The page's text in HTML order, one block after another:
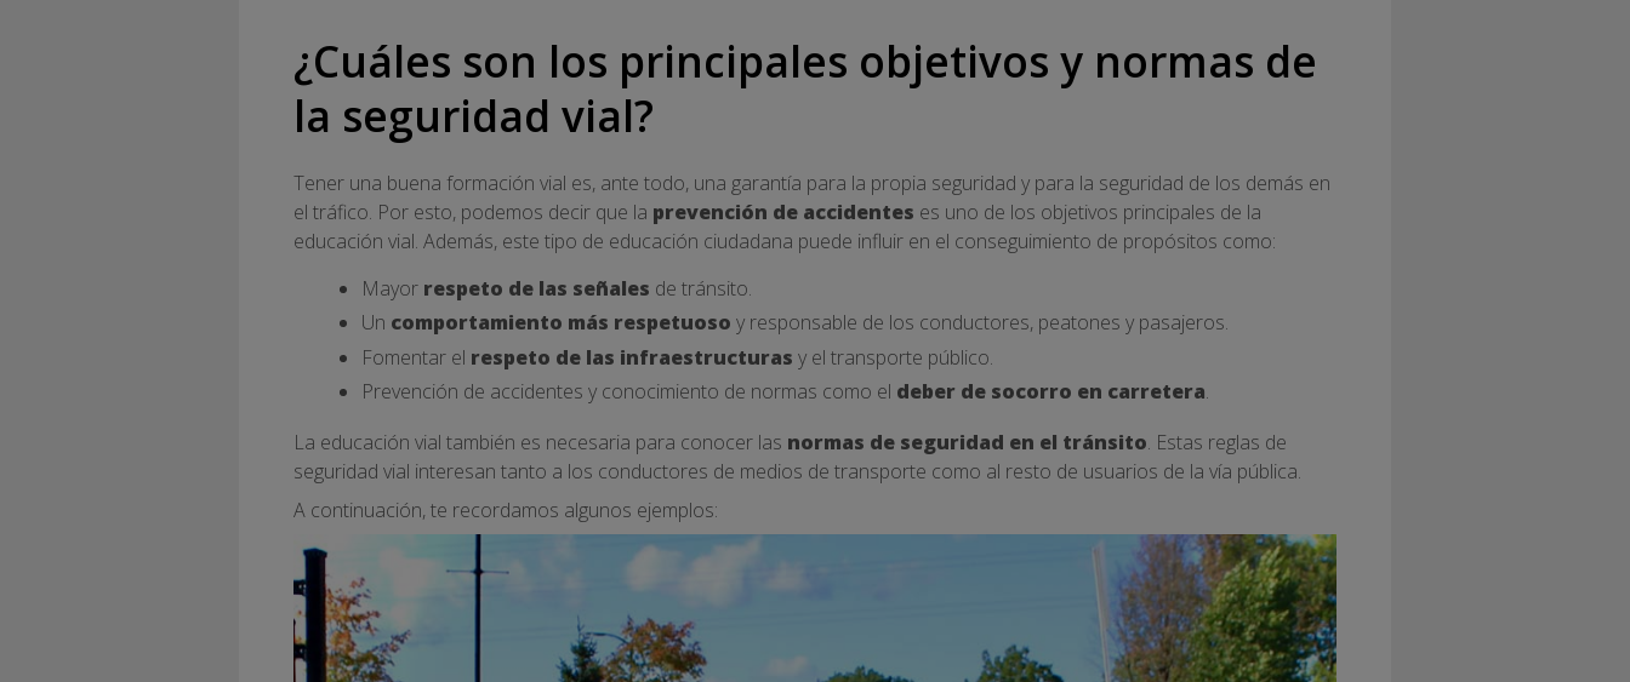
¿Cuáles son los principales objetivos y normas de
la seguridad vial?
Tener una buena formación vial es, ante todo, una garantía para la propia seguridad y para la seguridad de los demás en
el tráfico. Por esto, podemos decir que la prevención de accidentes es uno de los objetivos principales de la
educación vial. Además, este tipo de educación ciudadana puede influir en el conseguimiento de propósitos como:
Mayor respeto de las señales de tránsito.
Un comportamiento más respetuoso y responsable de los conductores, peatones y pasajeros.
Fomentar el respeto de las infraestructuras y el transporte público.
Prevención de accidentes y conocimiento de normas como el deber de socorro en carretera.
La educación vial también es necesaria para conocer las normas de seguridad en el tránsito. Estas reglas de
seguridad vial interesan tanto a los conductores de medios de transporte como al resto de usuarios de la vía pública.
A continuación, te recordamos algunos ejemplos: